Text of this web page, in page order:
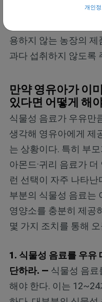
역 관련 성분이 포함
용하지 않는 농장의
과다 섭취하지 않도록
만약 영유아가 이
있다면 어떻게 해
식물성 음료가 우유만
생각해 영유아에게 제
는 상황이다. 특히 부
아몬드·귀리 음료가
런 선택이 자주 나타난
부분의 식물성 음료는
영양소를 충분히 제공
몇 가지 조치를 통해
1. 식물성 음료를 우유
단하라. — 식물성 음료
해야 한다. 이는
개인정